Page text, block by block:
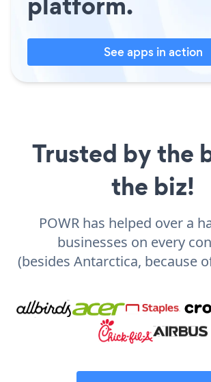
See apps in action
Trusted by the
the biz!
POWR has helped over a
businesses on every
(besides Antarctica, because